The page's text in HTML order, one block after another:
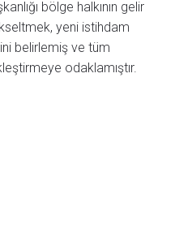
bölge halkının gelir
yeni istihdam
belirlemiş ve tüm
odaklamıştır.